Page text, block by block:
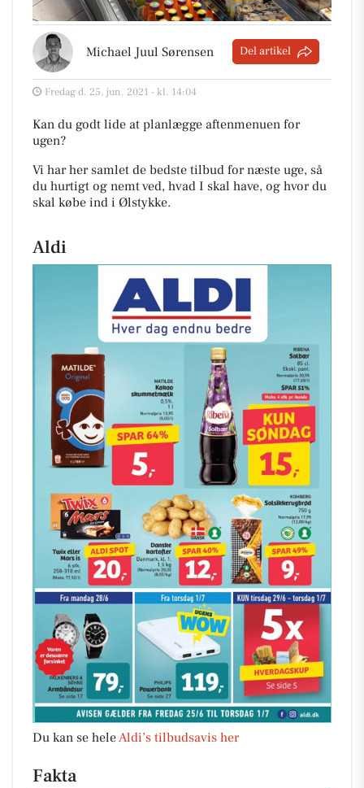
Michael Juul Sørensen Del artikel
Fredag d. 25. jun. 2021 - kl. 14:04
Kan du godt lide at planlægge aftenmenuen for
ugen?
Vi har her samlet de bedste tilbud for næste uge, så
du hurtigt og nemt ved, hvad I skal have, og hvor du
skal købe ind i Ølstykke.
Aldi
Du kan se heleAldi’s tilbudsavis her
Fakta